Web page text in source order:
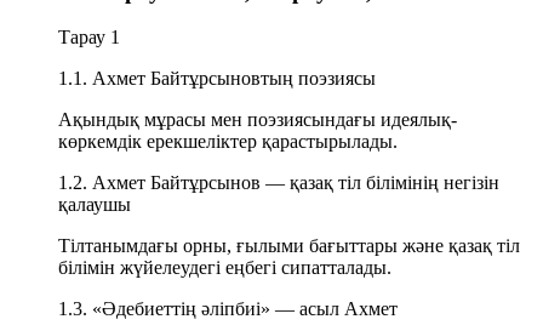
Тарау 1
1.1. Ахмет Байтұрсыновтың поэзиясы
Ақындық мұрасы мен поэзиясындағы идеялық-
көркемдік ерекшеліктер қарастырылады.
1.2. Ахмет Байтұрсынов — қазақ тіл білімінің негізін
қалаушы
Тілтанымдағы орны, ғылыми бағыттары және қазақ тіл
білімін жүйелеудегі еңбегі сипатталады.
1.3. «Әдебиеттің әліпбиі» — асыл Ахмет